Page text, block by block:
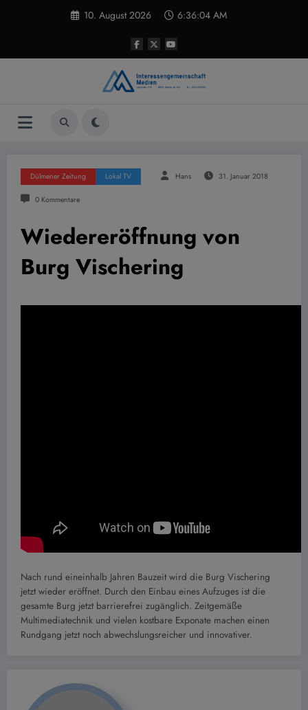
10. August 2026 6:36:05 AM
Dülmener Zeitung Lokal TV Hans 31. Januar 2018
0 Kommentare
Wiedereröffnung von
Burg Vischering
Nach rund eineinhalb Jahren Bauzeit wird die Burg Vischering
jetzt wieder eröffnet. Durch den Einbau eines Aufzuges ist die
gesamte Burg jetzt barrierefrei zugänglich. Zeitgemäße
Multimediatechnik und vielen kostbare Exponate machen einen
Rundgang jetzt noch abwechslungsreicher und innovativer.